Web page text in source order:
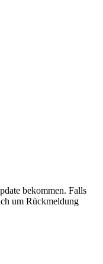
bekommen. Falls
um Rückmeldung